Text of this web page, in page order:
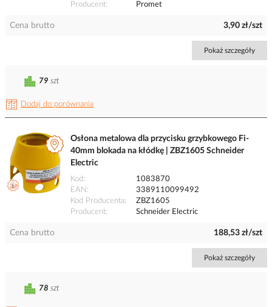
Producent
Promet
Cena brutto 3,90 zł/szt
Pokaż szczegóły
Dodaj do porównania
79 szt
Osłona metalowa dla przycisku grzybkowego Fi-
40mm blokada na kłódkę | ZBZ1605 Schneider
Electric
Kod
1083870
EAN
3389110099492
Kod Producenta
ZBZ1605
Producent
Schneider Electric
Cena brutto 188,53 zł/szt
Pokaż szczegóły
78 szt